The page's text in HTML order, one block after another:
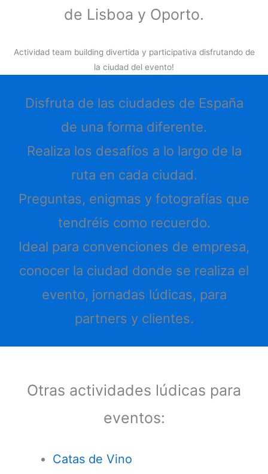
de Lisboa y Oporto.
Actividad team building divertida y participativa disfrutando de
la ciudad del evento!
Disfruta de las ciudades de España
de una forma diferente.
Realiza los desafíos a lo largo de la
ruta en cada ciudad.
Preguntas, enigmas y fotografías que
tendréis como recuerdo.
Ideal para convenciones de empresa,
conocer la ciudad donde se realiza el
evento, jornadas lúdicas, para
partners y clientes.
Otras actividades lúdicas para
eventos:
Catas de Vino